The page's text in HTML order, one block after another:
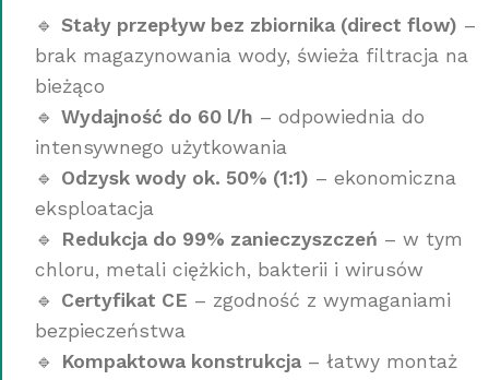
🔹 Stały przepływ bez zbiornika (direct flow) –
brak magazynowania wody, świeża filtracja na
bieżąco
🔹 Wydajność do 60 l/h – odpowiednia do
intensywnego użytkowania
🔹 Odzysk wody ok. 50% (1:1) – ekonomiczna
eksploatacja
🔹 Redukcja do 99% zanieczyszczeń – w tym
chloru, metali ciężkich, bakterii i wirusów
🔹 Certyfikat CE – zgodność z wymaganiami
bezpieczeństwa
🔹 Kompaktowa konstrukcja – łatwy montaż